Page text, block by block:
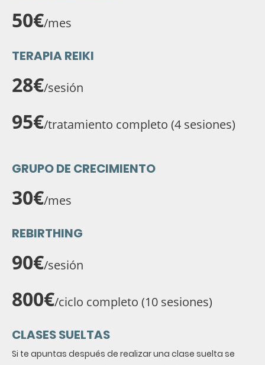
50€/mes
TERAPIA REIKI
28€/sesión
95€/tratamiento completo (4 sesiones)
GRUPO DE CRECIMIENTO
30€/mes
REBIRTHING
90€/sesión
800€/ciclo completo (10 sesiones)
CLASES SUELTAS
Si te apuntas después de realizar una clase suelta se